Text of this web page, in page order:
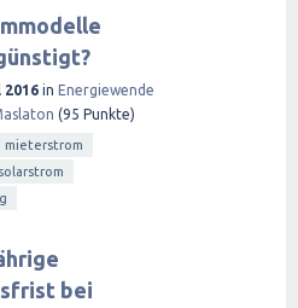
2016 in Energiewende
(95 Punkte)
mieterstrom
solarstrom
bei